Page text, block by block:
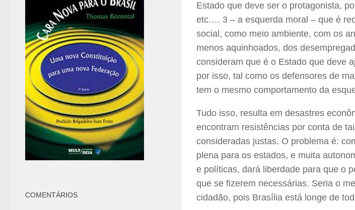
Estado que deve ser o protagonista,
etc…. 3 – a esquerda moral – que é
social, como meio ambiente, com os
menos aquinhoados, dos
consideram que é o Estado que deve
por isso, tal como os defensores de
tem o mesmo comportamento da
Tudo isso, resulta em desastres
encontram resistências por conta de
consideradas justas. O problema é:
plena para os estados, e muita
e políticas, dará liberdade para que o
que se fizerem necessárias. Seria o
cidadão, pois Brasília está longe de
COMENTÁRIOS